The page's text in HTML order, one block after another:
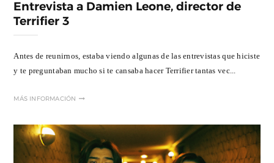
Entrevista a Damien Leone, director de
Terrifier 3
Antes de reunirnos, estaba viendo algunas de las entrevistas que hiciste
y te preguntaban mucho si te cansaba hacer Terrifier tantas vec...
MÁS INFORMACIÓN